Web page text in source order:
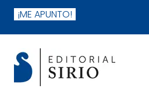
¡ME APUNTO!